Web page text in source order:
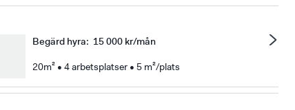
Begärd hyra: 15 000 kr/mån
20m² • 4 arbetsplatser • 5 m²/plats